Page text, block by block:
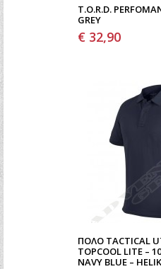
T.O.R.D.
GREY
€ 32,90
ΠΌΛΟ TACTICAL
TOPCOOL LITE –
NAVY BLUE –